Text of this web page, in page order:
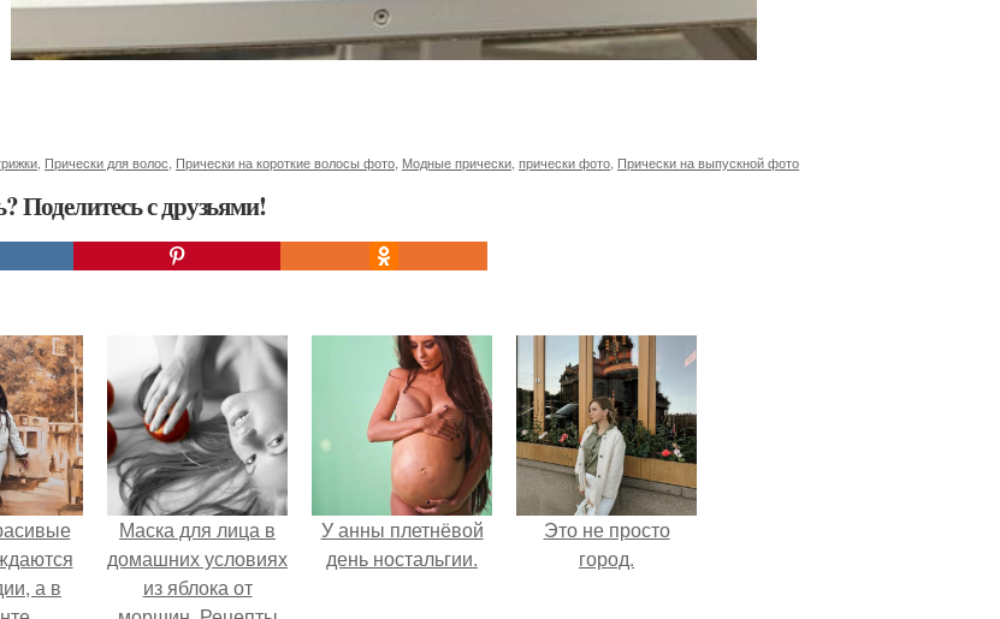
Прически для волос Прически на короткие волосы фото Модные прически прически фото Прически на выпускной фото
Поделитесь с друзьями!
а в
Маска для лица в
домашних условиях
из яблока от
У анны плетнёвой
день ностальгии.
Это не просто
город.